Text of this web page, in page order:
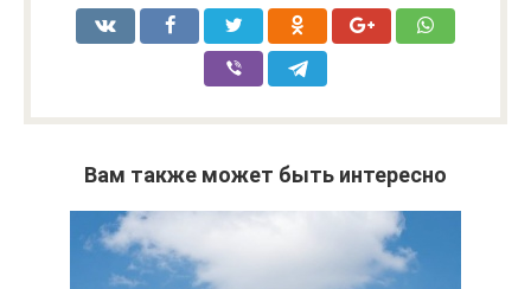
Вам также может быть интересно